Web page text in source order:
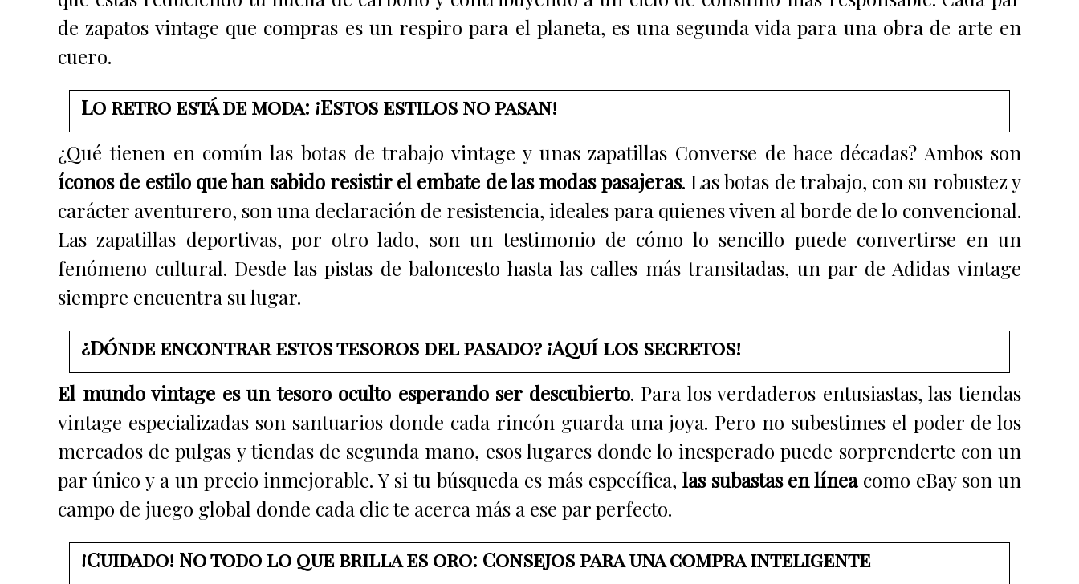
de zapatos vintage que compras es un respiro para el planeta, es una segunda vida para una obra de arte en
cuero.
Lo retro está de moda: ¡Estos estilos no pasan!
¿Qué tienen en común las botas de trabajo vintage y unas zapatillas Converse de hace décadas? Ambos son
íconos de estilo que han sabido resistir el embate de las modas pasajeras. Las botas de trabajo, con su robustez y
carácter aventurero, son una declaración de resistencia, ideales para quienes viven al borde de lo convencional.
Las zapatillas deportivas, por otro lado, son un testimonio de cómo lo sencillo puede convertirse en un
fenómeno cultural. Desde las pistas de baloncesto hasta las calles más transitadas, un par de Adidas vintage
siempre encuentra su lugar.
¿Dónde encontrar estos tesoros del pasado? ¡Aquí los secretos!
El mundo vintage es un tesoro oculto esperando ser descubierto. Para los verdaderos entusiastas, las tiendas
vintage especializadas son santuarios donde cada rincón guarda una joya. Pero no subestimes el poder de los
mercados de pulgas y tiendas de segunda mano, esos lugares donde lo inesperado puede sorprenderte con un
par único y a un precio inmejorable. Y si tu búsqueda es más específica, las subastas en líneacomo eBay son un
campo de juego global donde cada clic te acerca más a ese par perfecto.
¡Cuidado! No todo lo que brilla es oro: Consejos para una compra inteligente